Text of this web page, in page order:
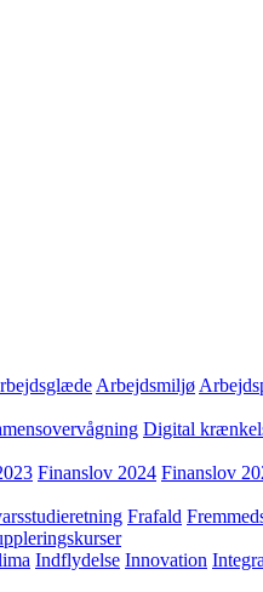
Arbejdsmiljø
Digital
Finanslov 2024 Finanslov
Frafald
Indflydelse Innovation